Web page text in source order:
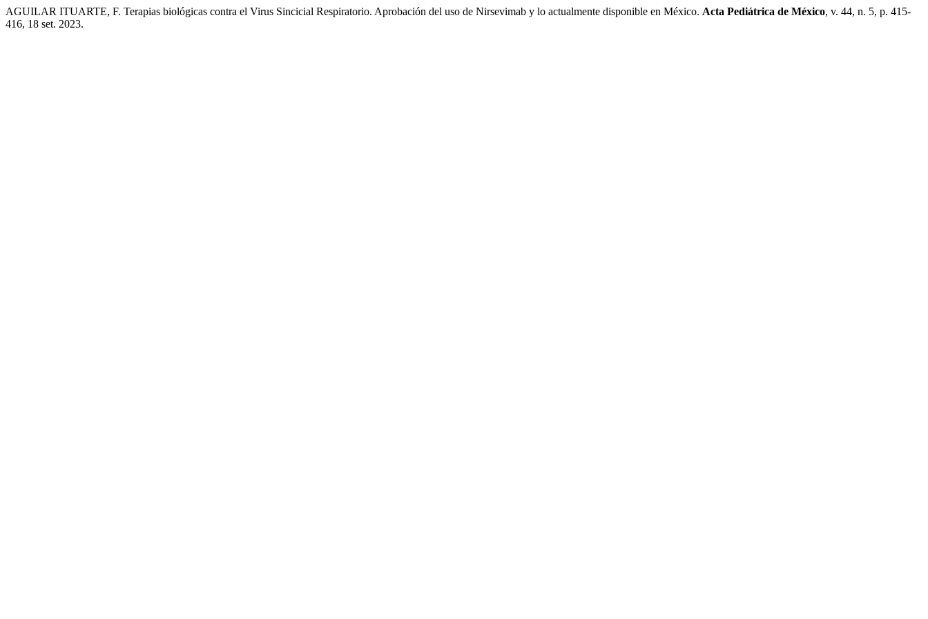
AGUILAR ITUARTE, F. Terapias biológicas contra el Virus Sincicial Respiratorio. Aprobación del uso de Nirsevimab y lo actualmente disponible en México. Acta Pediátrica de México, v. 44, n. 5, p. 415-
416, 18 set. 2023.